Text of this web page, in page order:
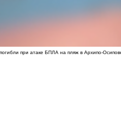
при атаке БПЛА на пляж в Архипо-